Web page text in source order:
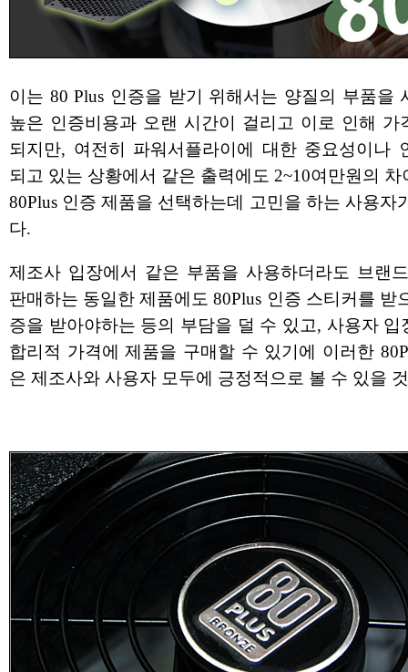
이는 80 Plus 인증을 받기 위해서는 양질의 부품을
높은 인증비용과 오랜 시간이 걸리고 이로 인해 가
되지만, 여전히 파워서플라이에 대한 중요성이나
되고 있는 상황에서 같은 출력에도 2~10여만원의
80Plus 인증 제품을 선택하는데 고민을 하는 사용자
다.
제조사 입장에서 같은 부품을 사용하더라도 브랜
판매하는 동일한 제품에도 80Plus 인증 스티커를 받
증을 받아야하는 등의 부담을 덜 수 있고, 사용자 입
합리적 가격에 제품을 구매할 수 있기에 이러한
은 제조사와 사용자 모두에 긍정적으로 볼 수 있을